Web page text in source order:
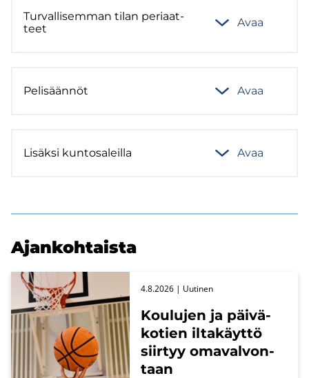
Tur­val­li­sem­man tilan pe­ri­aat­
teet
Avaa
Pe­li­sään­nöt Avaa
Li­säk­si kun­to­sa­leil­la Avaa
Ajan­koh­tais­ta
Kou­lu­jen ja päi­vä­
ko­tien il­ta­käyt­tö
siir­tyy oma­val­von­
taan
4.8.2026 | Uu­ti­nen